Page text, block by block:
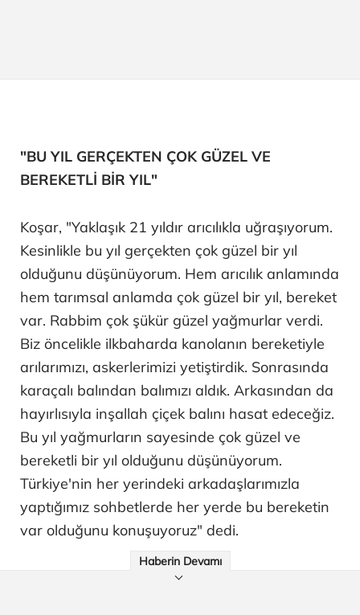
"BU YIL GERÇEKTEN ÇOK GÜZEL VE
BEREKETLİ BİR YIL"
Koşar, "Yaklaşık 21 yıldır arıcılıkla uğraşıyorum.
Kesinlikle bu yıl gerçekten çok güzel bir yıl
olduğunu düşünüyorum. Hem arıcılık anlamında
hem tarımsal anlamda çok güzel bir yıl, bereket
var. Rabbim çok şükür güzel yağmurlar verdi.
Biz öncelikle ilkbaharda kanolanın bereketiyle
arılarımızı, askerlerimizi yetiştirdik. Sonrasında
karaçalı balından balımızı aldık. Arkasından da
hayırlısıyla inşallah çiçek balını hasat edeceğiz.
Bu yıl yağmurların sayesinde çok güzel ve
bereketli bir yıl olduğunu düşünüyorum.
Türkiye'nin her yerindeki arkadaşlarımızla
yaptığımız sohbetlerde her yerde bu bereketin
var olduğunu konuşuyoruz" dedi.
Haberin Devamı